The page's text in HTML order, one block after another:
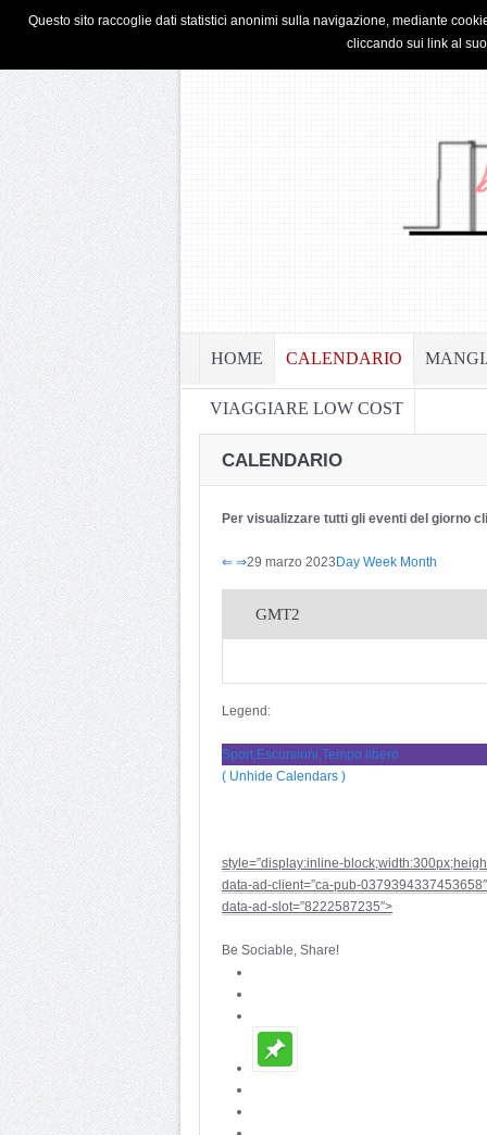
HOME PRIVACY & COOKIE POLICY
HOME CALENDARIO
VIAGGIARE LOW COST
CALENDARIO
Per visualizzare tutti gli eventi del giorno
⇐ ⇒29 marzo 2023 Day Week Month
GMT2
Legend:
Sport,Escursioni,Tempo libero
( Unhide Calendars )
style=”display:inline-
data-ad-client=”ca-pub-0379394337453658″
data-ad-slot=”8222587235″>
Be Sociable, Share!
Questo sito raccoglie dati statistici anonimi sulla navigazione, mediante
cliccando sui link al